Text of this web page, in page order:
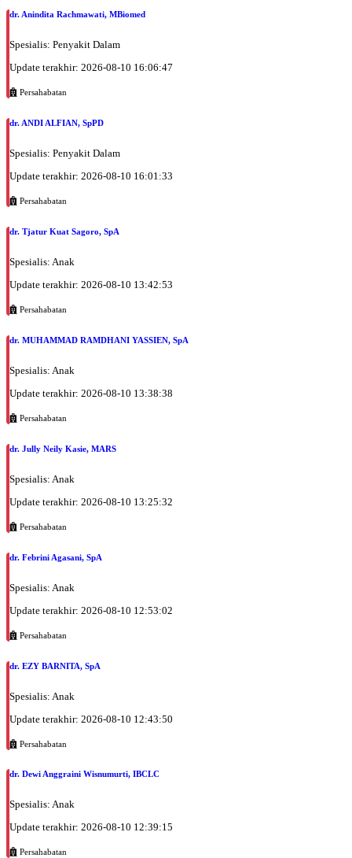
dr. Anindita Rachmawati, MBiomed
Spesialis: Penyakit Dalam
Update terakhir: 2026-08-10 16:06:47
Persahabatan
dr. ANDI ALFIAN, SpPD
Spesialis: Penyakit Dalam
Update terakhir: 2026-08-10 16:01:33
Persahabatan
dr. Tjatur Kuat Sagoro, SpA
Spesialis: Anak
Update terakhir: 2026-08-10 13:42:53
Persahabatan
dr. MUHAMMAD RAMDHANI YASSIEN, SpA
Spesialis: Anak
Update terakhir: 2026-08-10 13:38:38
Persahabatan
dr. Jully Neily Kasie, MARS
Spesialis: Anak
Update terakhir: 2026-08-10 13:25:32
Persahabatan
dr. Febrini Agasani, SpA
Spesialis: Anak
Update terakhir: 2026-08-10 12:53:02
Persahabatan
dr. EZY BARNITA, SpA
Spesialis: Anak
Update terakhir: 2026-08-10 12:43:50
Persahabatan
dr. Dewi Anggraini Wisnumurti, IBCLC
Spesialis: Anak
Update terakhir: 2026-08-10 12:39:15
Persahabatan